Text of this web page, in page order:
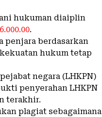
hukuman diaiplin
6.000.00.
penjara berdasarkan
hukum tetap
negara (LHKPN)
penyerahan LHKPN
terakhir.
plagiat sebagaimana